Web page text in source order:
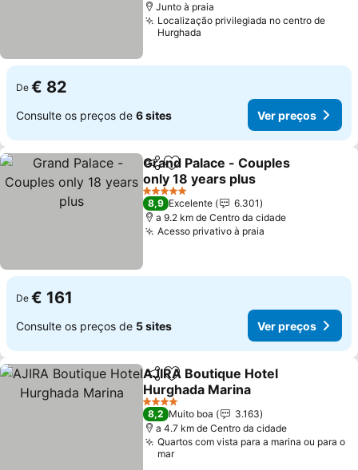
Junto à praia
Localização privilegiada no centro de
Hurghada
De € 82
Consulte os preços de 6 sites Ver preços
PartilharAdicionar aos favoritos
Grand Palace - Couples
only 18 years plus
Ver preços
5 Estrelas
8,9 Excelente
6.301
a 9.2 km de Centro da cidade
Acesso privativo à praia
De € 161
Consulte os preços de 5 sites Ver preços
PartilharAdicionar aos favoritos
AJIRA Boutique Hotel
Hurghada Marina
Ver preços
4 Estrelas
8,2 Muito boa
3.163
a 4.7 km de Centro da cidade
Quartos com vista para a marina ou para o
mar